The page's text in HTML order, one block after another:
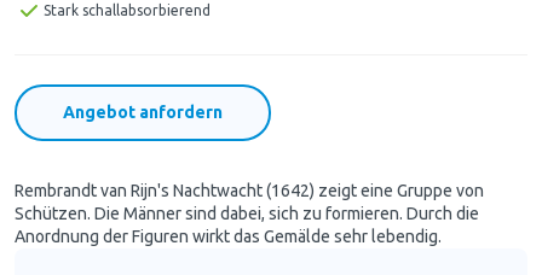
Stark schallabsorbierend
Angebot anfordern
Rembrandt van Rijn's Nachtwacht (1642) zeigt eine Gruppe von
Schützen. Die Männer sind dabei, sich zu formieren. Durch die
Anordnung der Figuren wirkt das Gemälde sehr lebendig.